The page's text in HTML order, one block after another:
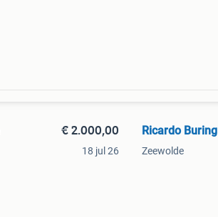
€ 2.000,00
18 jul 26
Ricardo Buring
Zeewolde